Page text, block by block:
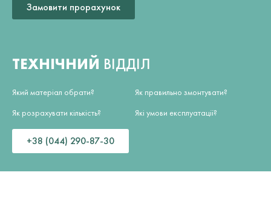
Замовити прорахунок
ТЕХНІЧНИЙ ВІДДІЛ
Який матеріал обрати?
Як розрахувати кількість?
Як правильно змонтувати?
Які умови експлуатації?
+38 (044) 290-87-30